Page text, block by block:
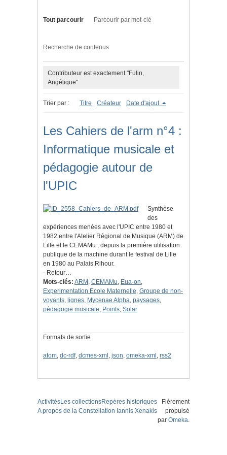
Tout parcourir Parcourir par mot-clé
Recherche de contenus
Contributeur est exactement "Fulin,
Angélique"
Trier par : Titre Créateur Date d'ajout
Les Cahiers de l'arm n°4 :
Informatique musicale et
pédagogie autour de
l'UPIC
Synthèse
des
expériences menées avec l'UPIC entre 1980 et
1982 entre l'Atelier Régional de Musique (ARM) de
Lille et le CEMAMu ; depuis la première utilisation
publique de la machine durant le festival de Lille
en 1980 au Palais Rihour.
- Retour…
Mots-clés: ARM , CEMAMu, Eua-on,
Experimentation Ecole Maternelle, Groupe de non-
voyants, lignes, Mycenae Alpha, paysages,
pédagogie musicale, Points, Solar
Formats de sortie
atom, dc-rdf, dcmes-xml , json, omeka-xml , rss2
ActivitésLes collectionsRepères historiques
A propos de la Constellation Iannis Xenakis
Fièrement
propulsé
par Omeka.